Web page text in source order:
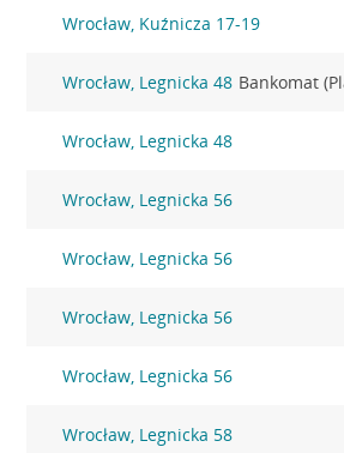
Wrocław, Kuźnicza 17-19
Wrocław, Legnicka 48 Bankomat
Wrocław, Legnicka 48
Wrocław, Legnicka 56
Wrocław, Legnicka 56
Wrocław, Legnicka 56
Wrocław, Legnicka 56
Wrocław, Legnicka 58